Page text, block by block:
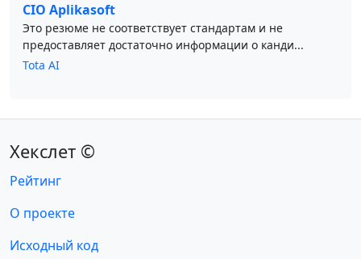
CIO Aplikasoft
Это резюме не соответствует стандартам и не
предоставляет достаточно информации о канди...
Tota AI
Хекслет ©
Рейтинг
О проекте
Исходный код